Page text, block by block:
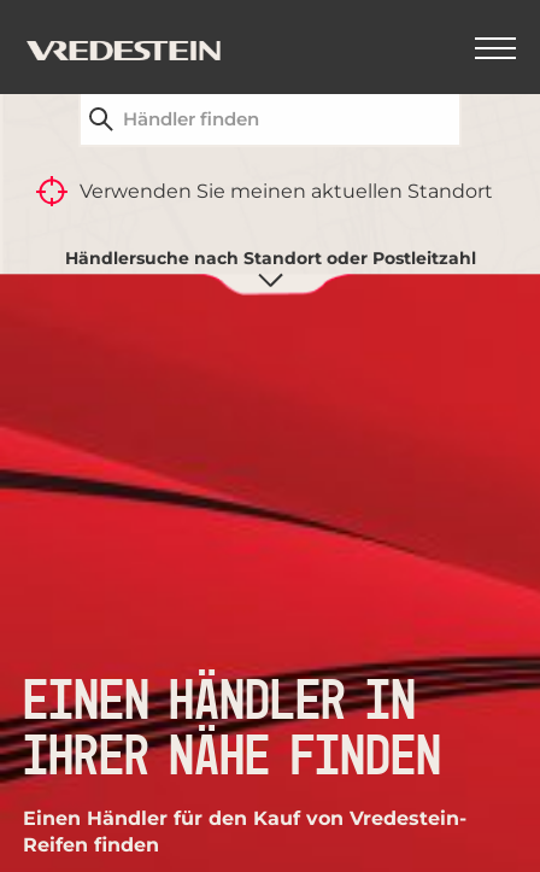
VREDESTEIN-HÄNDLER
Verwenden Sie meinen aktuellen Standort
Händlersuche nach Standort oder Postleitzahl
ZURÜCK
EINEN HÄNDLER IN
IHRER NÄHE FINDEN
Einen Händler für den Kauf von Vredestein-
Reifen finden